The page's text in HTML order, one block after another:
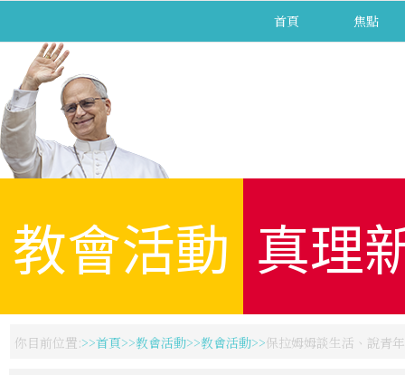
首頁 焦點
教會活動 真理
你目前位置: 首頁 教會活動 教會活動 保拉姆姆談生活、說青年